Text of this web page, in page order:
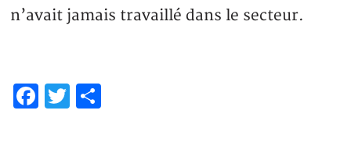
n’avait jamais travaillé dans le secteur.
Facebook
Twitter